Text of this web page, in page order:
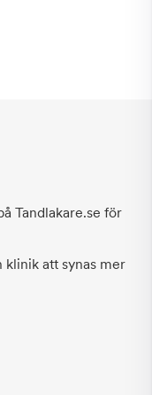
Tandlakare.se för
klinik att synas mer